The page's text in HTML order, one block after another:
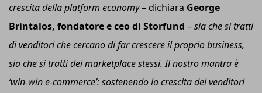
crescita della platform economy– dichiara George
Brintalos, fondatore eceodi Storfund –sia che si tratti
di venditori che cercano di far crescere il proprio business,
sia che si tratti dei marketplace stessi. Ilnostromantra è
‘win-win e-commerce’: sostenendo la crescita dei venditori